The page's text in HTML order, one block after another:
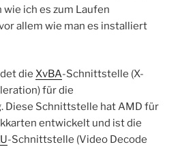
ich es zum Laufen
allem wie man es installiert
die XvBA-Schnittstelle (X-
für die
Diese Schnittstelle hat AMD für
entwickelt und ist die
-Schnittstelle (Video Decode